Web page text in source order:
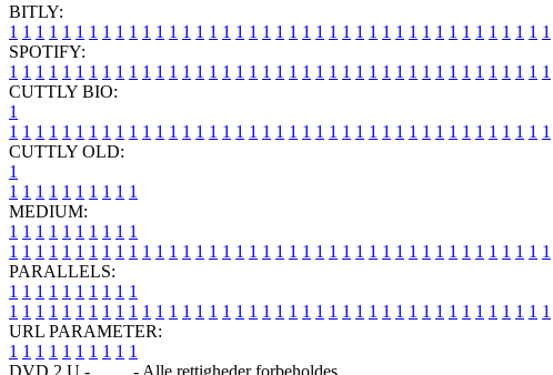
BITLY:
1 1 1 1 1 1 1 1 1 1 1 1 1 1 1 1 1 1 1 1 1 1 1 1 1 1 1 1 1 1 1 1 1 1 1 1 1 1 1 1 1
SPOTIFY:
1 1 1 1 1 1 1 1 1 1 1 1 1 1 1 1 1 1 1 1 1 1 1 1 1 1 1 1 1 1 1 1 1 1 1 1 1 1 1 1 1
CUTTLY BIO:
1
1 1 1 1 1 1 1 1 1 1 1 1 1 1 1 1 1 1 1 1 1 1 1 1 1 1 1 1 1 1 1 1 1 1 1 1 1 1 1 1 1
CUTTLY OLD:
1
1 1 1 1 1 1 1 1 1 1
MEDIUM:
1 1 1 1 1 1 1 1 1 1
1 1 1 1 1 1 1 1 1 1 1 1 1 1 1 1 1 1 1 1 1 1 1 1 1 1 1 1 1 1 1 1 1 1 1 1 1 1 1 1 1
PARALLELS:
1 1 1 1 1 1 1 1 1 1
1 1 1 1 1 1 1 1 1 1 1 1 1 1 1 1 1 1 1 1 1 1 1 1 1 1 1 1 1 1 1 1 1 1 1 1 1 1 1 1 1
URL PARAMETER:
1 1 1 1 1 1 1 1 1 1
DVD 2 U -
- Alle rettigheder forbeholdes